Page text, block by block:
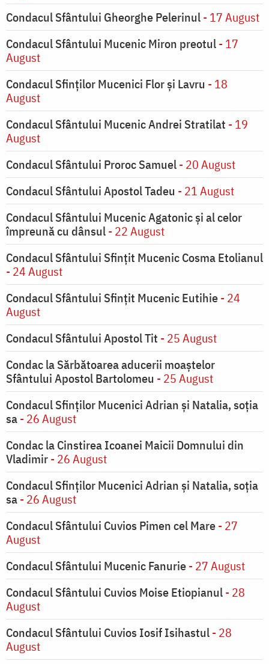
Condacul Sfântului Gheorghe Pelerinul- 17 August
Condacul Sfântului Mucenic Miron preotul- 17
August
Condacul Sfinţilor Mucenici Flor şi Lavru - 18
August
Condacul Sfântului Mucenic Andrei Stratilat - 19
August
Condacul Sfântului Proroc Samuel- 20 August
Condacul Sfântului Apostol Tadeu - 21 August
Condacul Sfântului Mucenic Agatonic şi al celor
împreună cu dânsul- 22 August
Condacul Sfântului Sfinţit Mucenic Cosma Etolianul
- 24 August
Condacul Sfântului Sfinţit Mucenic Eutihie- 24
August
Condacul Sfântului Apostol Tit - 25 August
Condac la Sărbătoarea aducerii moaştelor
Sfântului Apostol Bartolomeu - 25 August
Condacul Sfinţilor Mucenici Adrian şi Natalia, soţia
sa- 26 August
Condac la Cinstirea Icoanei Maicii Domnului din
Vladimir- 26 August
Condacul Sfinţilor Mucenici Adrian şi Natalia, soţia
sa- 26 August
Condacul Sfântului Cuvios Pimen cel Mare- 27
August
Condacul Sfântului Mucenic Fanurie- 27 August
Condacul Sfântului Cuvios Moise Etiopianul- 28
August
Condacul Sfântului Cuvios Iosif Isihastul- 28
August